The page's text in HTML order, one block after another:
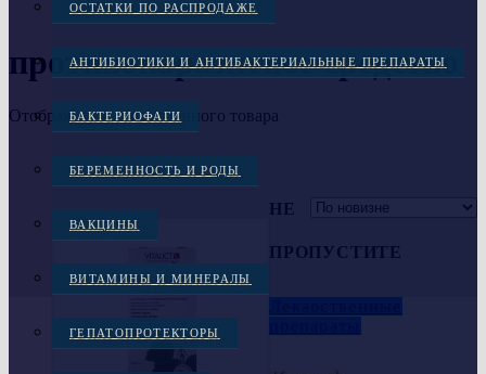
ОСТАТКИ ПО РАСПРОДАЖЕ
АНТИБИОТИКИ И АНТИБАКТЕРИАЛЬНЫЕ ПРЕПАРАТЫ
БАКТЕРИОФАГИ
БЕРЕМЕННОСТЬ И РОДЫ
ВАКЦИНЫ
ВИТАМИНЫ И МИНЕРАЛЫ
ГЕПАТОПРОТЕКТОРЫ
противопаразитное средство
Отображение единственного товара
НЕ
ПРОПУСТИТЕ